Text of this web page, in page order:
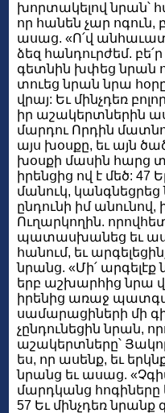
խորտակելով նրան՝
որ հանեն չար
ասաց. «Ո՛վ անհաւատ
ձեզ հանդուրժեմ.
գետնին խփեց նրան
տուեց նրան նրա
վրայ: Եւ մինչդեռ
իր աշակերտներին
մարդու Որդին
այս խօսքը, եւ այն
խօսքի մասին հարց
իրենցից ով է մեծ:
մանուկ,
ընդունի իմ անունով,
Ուղարկողին.
պատասխանեց եւ
հանում, եւ
նրանց. «Մի՛ արգելէք
երբ աշխարհից նրա
իրենից առաջ
սամարացիների մի
չընդունեցին նրան,
աշակերտները՝
ես, որ ասենք, եւ
նրանց եւ ասաց.
մարդկանց հոգիները
57 Եւ մինչդեռ